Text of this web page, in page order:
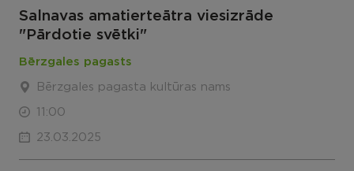
Salnavas amatierteātra viesizrāde
"Pārdotie svētki"
Bērzgales pagasts
Bērzgales pagasta kultūras nams
11:00
23.03.2025